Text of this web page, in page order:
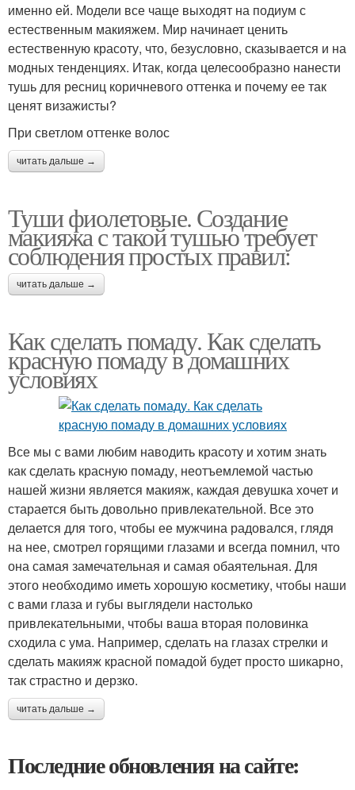
именно ей. Модели все чаще выходят на подиум с
естественным макияжем. Мир начинает ценить
естественную красоту, что, безусловно, сказывается и на
модных тенденциях. Итак, когда целесообразно нанести
тушь для ресниц коричневого оттенка и почему ее так
ценят визажисты?
При светлом оттенке волос
читать дальше →
Туши фиолетовые. Создание
макияжа с такой тушью требует
соблюдения простых правил:
читать дальше →
Как сделать помаду. Как сделать
красную помаду в домашних
условиях
Все мы с вами любим наводить красоту и хотим знать
как сделать красную помаду, неотъемлемой частью
нашей жизни является макияж, каждая девушка хочет и
старается быть довольно привлекательной. Все это
делается для того, чтобы ее мужчина радовался, глядя
на нее, смотрел горящими глазами и всегда помнил, что
она самая замечательная и самая обаятельная. Для
этого необходимо иметь хорошую косметику, чтобы наши
с вами глаза и губы выглядели настолько
привлекательными, чтобы ваша вторая половинка
сходила с ума. Например, сделать на глазах стрелки и
сделать макияж красной помадой будет просто шикарно,
так страстно и дерзко.
читать дальше →
Последние обновления на сайте: